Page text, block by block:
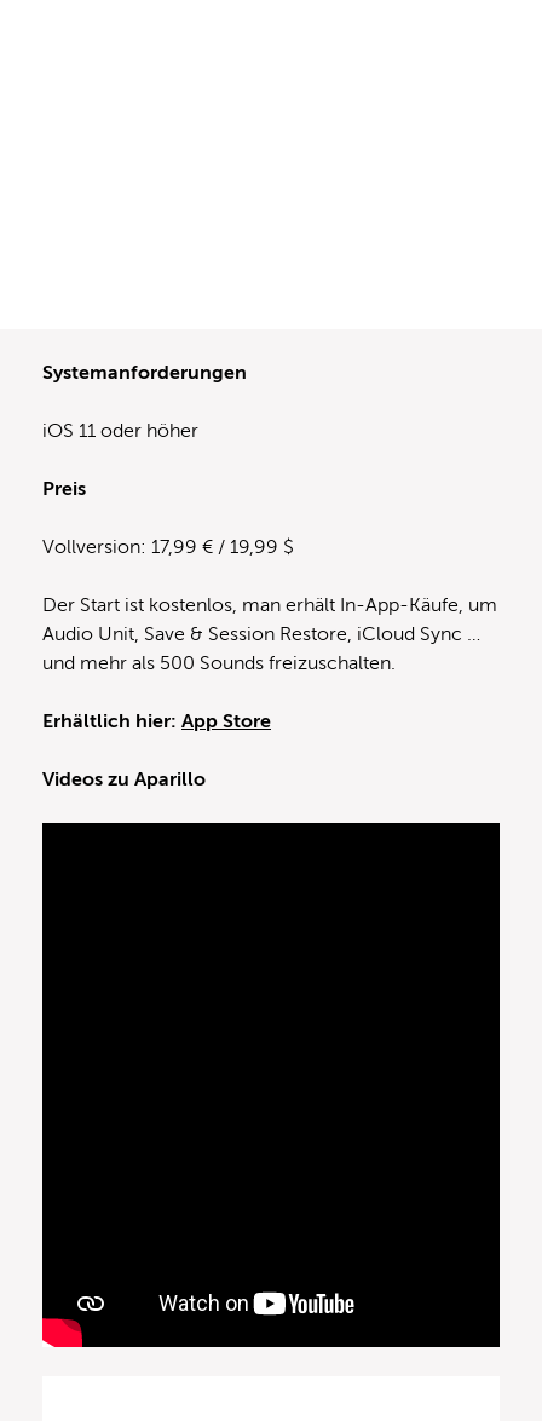
Systemanforderungen
iOS 11 oder höher
Preis
Vollversion: 17,99 € / 19,99 $
Der Start ist kostenlos, man erhält In-App-Käufe, um
Audio Unit, Save & Session Restore, iCloud Sync …
und mehr als 500 Sounds freizuschalten.
Erhältlich hier: App Store
Videos zu Aparillo